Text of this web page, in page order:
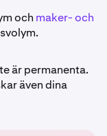
och maker- och
är permanenta.
även dina